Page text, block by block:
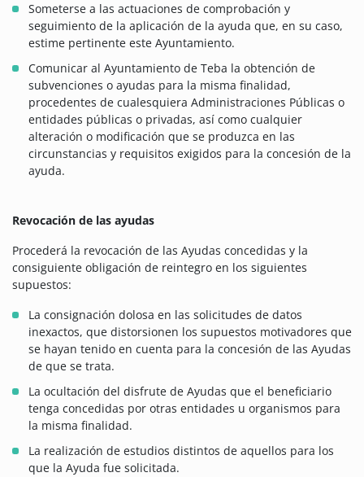
Someterse a las actuaciones de comprobación y
seguimiento de la aplicación de la ayuda que, en su caso,
estime pertinente este Ayuntamiento.
Comunicar al Ayuntamiento de Teba la obtención de
subvenciones o ayudas para la misma finalidad,
procedentes de cualesquiera Administraciones Públicas o
entidades públicas o privadas, así como cualquier
alteración o modificación que se produzca en las
circunstancias y requisitos exigidos para la concesión de la
ayuda.
Revocación de las ayudas
Procederá la revocación de las Ayudas concedidas y la
consiguiente obligación de reintegro en los siguientes
supuestos:
La consignación dolosa en las solicitudes de datos
inexactos, que distorsionen los supuestos motivadores que
se hayan tenido en cuenta para la concesión de las Ayudas
de que se trata.
La ocultación del disfrute de Ayudas que el beneficiario
tenga concedidas por otras entidades u organismos para
la misma finalidad.
La realización de estudios distintos de aquellos para los
que la Ayuda fue solicitada.